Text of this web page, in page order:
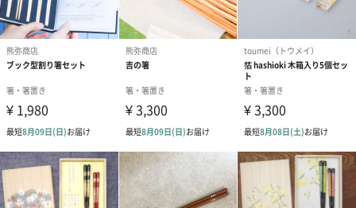
商品の形質上、のしを直接添付できない商品にのし風のカードを
同梱します。
※のし下はご記入いただけません。
※カードのデザインは一部変更する場合があります。